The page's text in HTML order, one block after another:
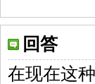
回答
在现在这